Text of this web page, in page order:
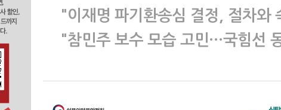
"이재명 파기환송심 결정, 절차와
"참민주 보수 모습 고민…국힘선